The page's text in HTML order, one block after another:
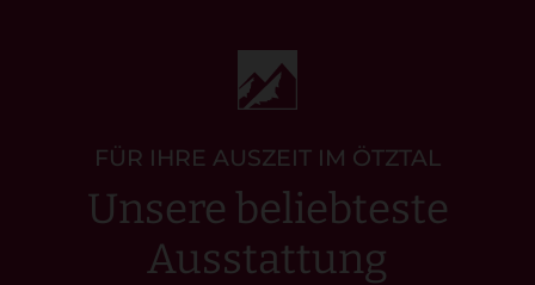
FÜR IHRE AUSZEIT IM ÖTZTAL
Unsere beliebteste
Ausstattung